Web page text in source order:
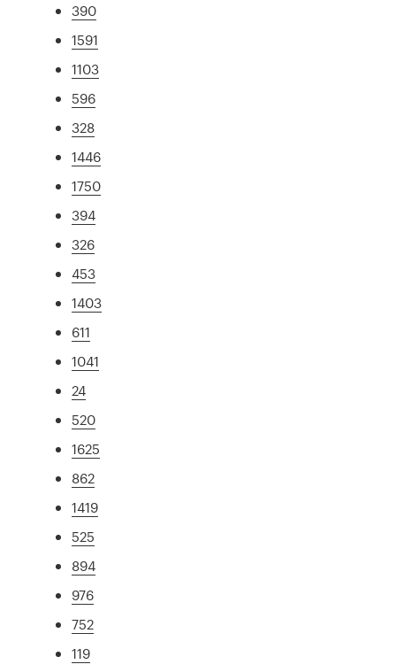
390
1591
1103
596
328
1446
1750
394
326
453
1403
611
1041
24
520
1625
862
1419
525
894
976
752
119